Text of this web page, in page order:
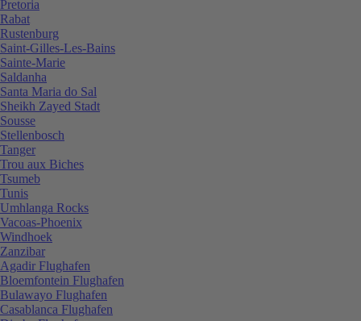
Pretoria
Rabat
Rustenburg
Saint-Gilles-Les-Bains
Sainte-Marie
Saldanha
Santa Maria do Sal
Sheikh Zayed Stadt
Sousse
Stellenbosch
Tanger
Trou aux Biches
Tsumeb
Tunis
Umhlanga Rocks
Vacoas-Phoenix
Windhoek
Zanzibar
Agadir Flughafen
Bloemfontein Flughafen
Bulawayo Flughafen
Casablanca Flughafen